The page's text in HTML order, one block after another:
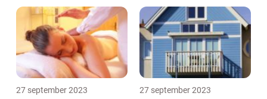
27 september 2023 27 september 2023